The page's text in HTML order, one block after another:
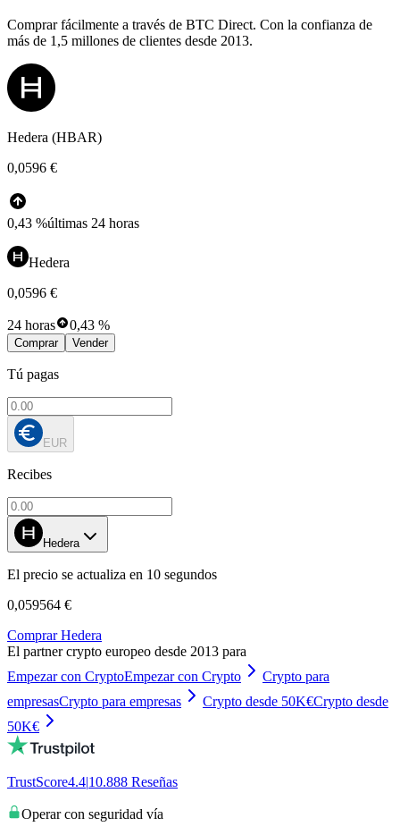
Comprar fácilmente a través de BTC Direct. Con la confianza de
más de 1,5 millones de clientes desde 2013.
Hedera (HBAR)
0,0596 €
0,43 %últimas 24 horas
Hedera
0,0596 €
24 horas 0,43 %
Comprar Vender
Tú pagas
EUR
Recibes
Hedera
El precio se actualiza en 10 segundos
0,059564 €
Comprar Hedera
El partner crypto europeo desde 2013 para
Empezar con CryptoEmpezar con Crypto
Crypto para
empresasCrypto para empresas Crypto desde 50K€Crypto desde
50K€
TrustScore4.4|10.888 Reseñas
Operar con seguridad vía